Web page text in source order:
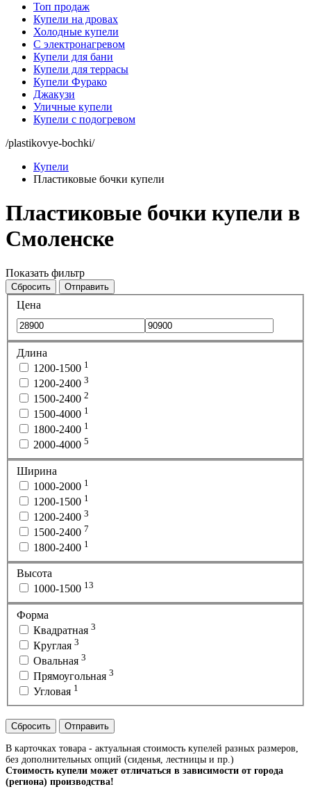
Топ продаж
Купели на дровах
Холодные купели
С электронагревом
Купели для бани
Купели для террасы
Купели Фурако
Джакузи
Уличные купели
Купели с подогревом
/plastikovye-bochki/
Купели
Пластиковые бочки купели
Пластиковые бочки купели в
Смоленске
Показать фильтр
Сбросить Отправить
Цена
Длина
1200-1500 1
1200-2400 3
1500-2400 2
1500-4000 1
1800-2400 1
2000-4000 5
Ширина
1000-2000 1
1200-1500 1
1200-2400 3
1500-2400 7
1800-2400 1
Высота
1000-1500 13
Форма
Квадратная 3
Круглая 3
Овальная 3
Прямоугольная 3
Угловая 1
Сбросить Отправить
В карточках товара - актуальная стоимость купелей разных размеров,
без дополнительных опций (сиденья, лестницы и пр.)
Стоимость купели может отличаться в зависимости от города
(региона) производства!